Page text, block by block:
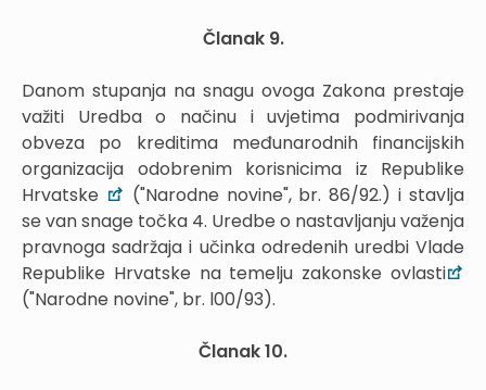
Članak 9.
Danom stupanja na snagu ovoga Zakona prestaje
važiti Uredba o načinu i uvjetima podmirivanja
obveza po kreditima međunarodnih financijskih
organizacija odobrenim korisnicima iz Republike
Hrvatske
("Narodne novine", br. 86/92.) i stavlja
se van snage točka 4. Uredbe o nastavljanju važenja
pravnoga sadržaja i učinka odredenih uredbi Vlade
Republike Hrvatske na temelju zakonske ovlasti
("Narodne novine", br. l00/93).
Članak 10.